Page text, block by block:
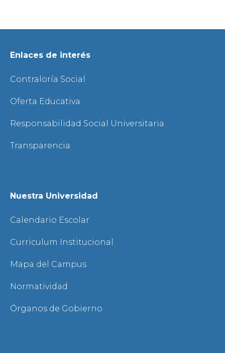
Enlaces de interés
Contraloría Social
Oferta Educativa
Responsabilidad Social Universitaria
Transparencia
Nuestra Universidad
Calendario Escolar
Curriculum Institucional
Mapa del Campus
Normatividad
Órganos de Gobierno